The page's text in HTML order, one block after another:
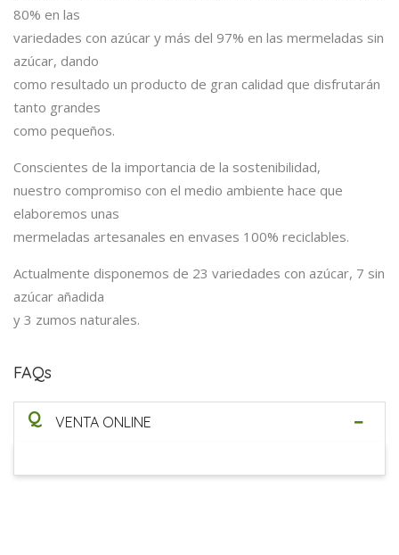
80% en las
variedades con azúcar y más del 97% en las mermeladas sin
azúcar, dando
como resultado un producto de gran calidad que disfrutarán
tanto grandes
como pequeños.
Conscientes de la importancia de la sostenibilidad,
nuestro compromiso con el medio ambiente hace que
elaboremos unas
mermeladas artesanales en envases 100% reciclables.
Actualmente disponemos de 23 variedades con azúcar, 7 sin
azúcar añadida
y 3 zumos naturales.
FAQs
Q VENTA ONLINE